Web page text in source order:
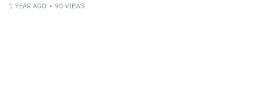
1 YEAR AGO 90 VIEWS